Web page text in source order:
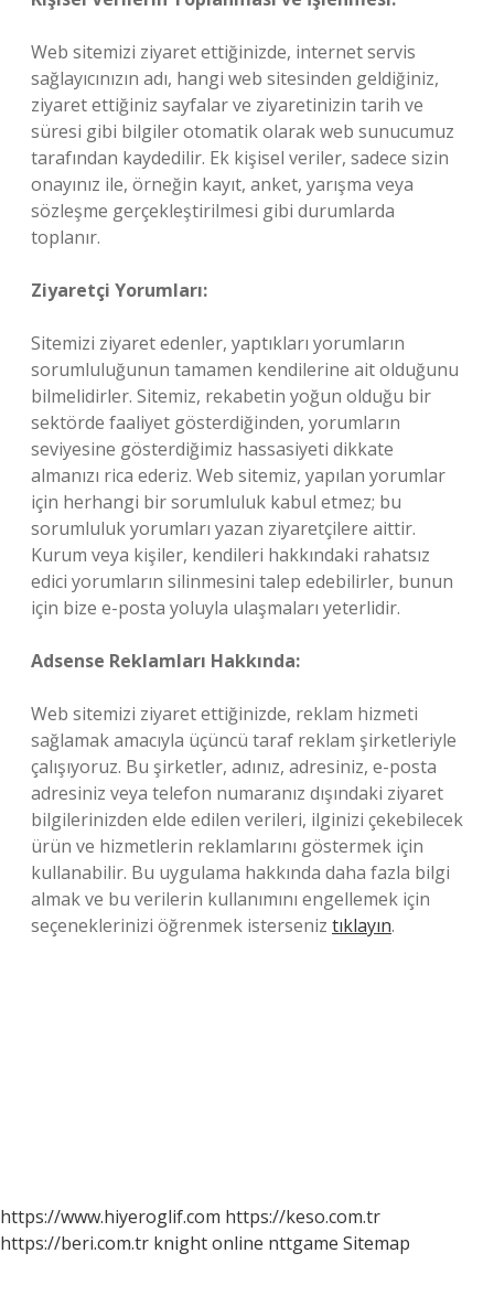
Web sitemizi ziyaret ettiğinizde, internet servis
sağlayıcınızın adı, hangi web sitesinden geldiğiniz,
ziyaret ettiğiniz sayfalar ve ziyaretinizin tarih ve
süresi gibi bilgiler otomatik olarak web sunucumuz
tarafından kaydedilir. Ek kişisel veriler, sadece sizin
onayınız ile, örneğin kayıt, anket, yarışma veya
sözleşme gerçekleştirilmesi gibi durumlarda
toplanır.
Ziyaretçi Yorumları:
Sitemizi ziyaret edenler, yaptıkları yorumların
sorumluluğunun tamamen kendilerine ait olduğunu
bilmelidirler. Sitemiz, rekabetin yoğun olduğu bir
sektörde faaliyet gösterdiğinden, yorumların
seviyesine gösterdiğimiz hassasiyeti dikkate
almanızı rica ederiz. Web sitemiz, yapılan yorumlar
için herhangi bir sorumluluk kabul etmez; bu
sorumluluk yorumları yazan ziyaretçilere aittir.
Kurum veya kişiler, kendileri hakkındaki rahatsız
edici yorumların silinmesini talep edebilirler, bunun
için bize e-posta yoluyla ulaşmaları yeterlidir.
Adsense Reklamları Hakkında:
Web sitemizi ziyaret ettiğinizde, reklam hizmeti
sağlamak amacıyla üçüncü taraf reklam şirketleriyle
çalışıyoruz. Bu şirketler, adınız, adresiniz, e-posta
adresiniz veya telefon numaranız dışındaki ziyaret
bilgilerinizden elde edilen verileri, ilginizi çekebilecek
ürün ve hizmetlerin reklamlarını göstermek için
kullanabilir. Bu uygulama hakkında daha fazla bilgi
almak ve bu verilerin kullanımını engellemek için
seçeneklerinizi öğrenmek isterseniz tıklayın.
https://www.hiyeroglif.com https://keso.com.tr
https://beri.com.tr knight online nttgame Sitemap